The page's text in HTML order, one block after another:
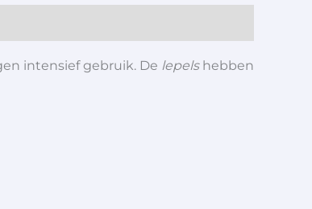
intensief gebruik. De lepelshebben